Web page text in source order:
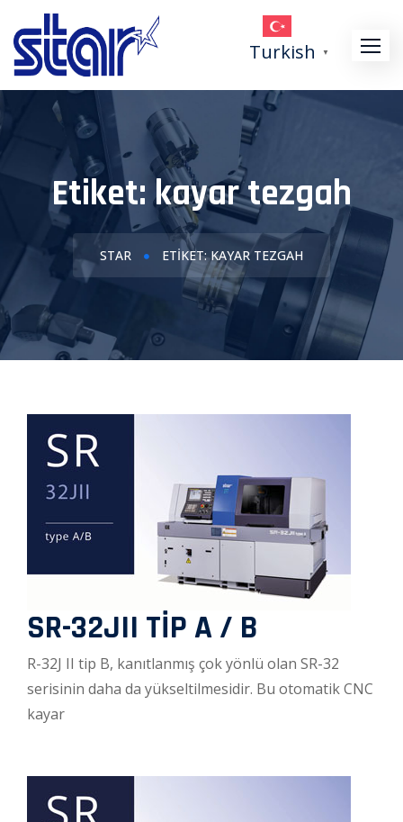
content
Turkish ▼
Etiket:kayar tezgah
STAR ETIKET: KAYAR TEZGAH
SR-32JII TİP A / B
R-32J II tip B, kanıtlanmış çok yönlü olan SR-32
serisinin daha da yükseltilmesidir. Bu otomatik CNC
kayar